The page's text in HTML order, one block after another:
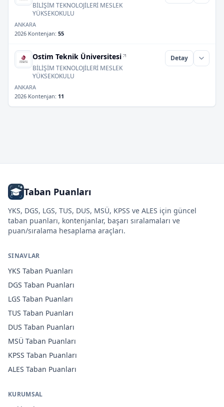
BİLİŞİM TEKNOLOJİLERİ MESLEK
YÜKSEKOKULU
ANKARA
2026 Kontenjan: 55
Ostim Teknik Üniversitesi
BİLİŞİM TEKNOLOJİLERİ MESLEK
YÜKSEKOKULU
Detay
ANKARA
2026 Kontenjan: 11
Taban Puanları
YKS, DGS, LGS, TUS, DUS, MSÜ, KPSS ve ALES için güncel
taban puanları, kontenjanlar, başarı sıralamaları ve
puan/sıralama hesaplama araçları.
SINAVLAR
YKS Taban Puanları
DGS Taban Puanları
LGS Taban Puanları
TUS Taban Puanları
DUS Taban Puanları
MSÜ Taban Puanları
KPSS Taban Puanları
ALES Taban Puanları
KURUMSAL